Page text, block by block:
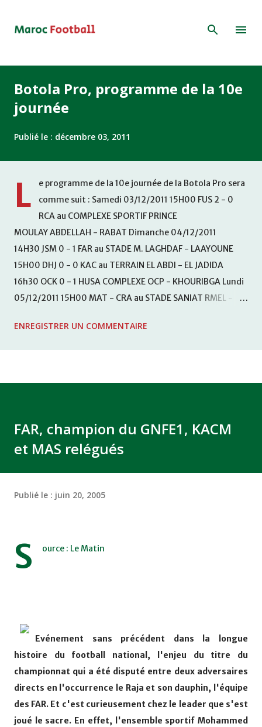
Botola Pro, programme de la 10e
journée
Publié le : décembre 03, 2011
L
e programme de la 10e journée de la Botola Pro sera
comme suit : Samedi 03/12/2011 15H00 FUS 2 - 0
RCA au COMPLEXE SPORTIF PRINCE
MOULAY ABDELLAH - RABAT Dimanche 04/12/2011
14H30 JSM 0 - 1 FAR au STADE M. LAGHDAF - LAAYOUNE
15H00 DHJ 0 - 0 KAC au TERRAIN EL ABDI - EL JADIDA
16h30 OCK 0 - 1 HUSA COMPLEXE OCP - KHOURIBGA Lundi
05/12/2011 15H00 MAT - CRA au STADE SANIAT RMEL -
KHEMISET Mardi 06/12/2011 15H00 WAF - OCS au
ENREGISTRER UN COMMENTAIRE
FAR, champion du GNFE1, KACM
et MAS relégués
Publié le : juin 20, 2005
S ource : Le Matin
Evénement sans précédent dans la longue
histoire du football national, l'enjeu du titre du
championnat qui a été disputé entre deux adversaires
directs en l'occurrence le Raja et son dauphin, l'équipe
des FAR. Et c'est curieusement chez le leader que s'est
joué le sacre. En effet, l'ensemble sportif Mohammed